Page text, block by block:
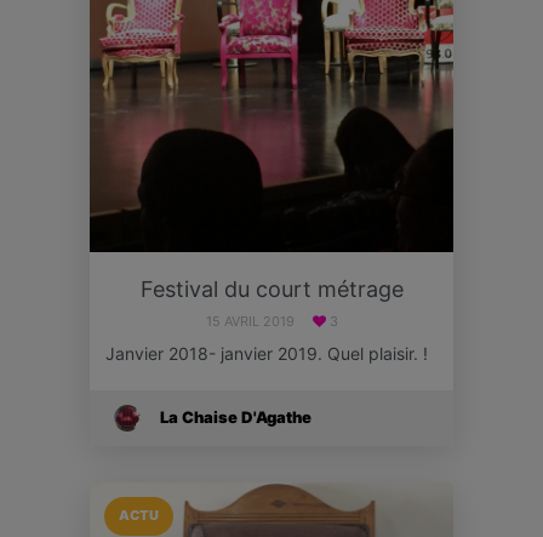
Festival du court métrage
15 AVRIL 2019 3
Janvier 2018- janvier 2019. Quel plaisir. !
La Chaise D'Agathe
ACTU